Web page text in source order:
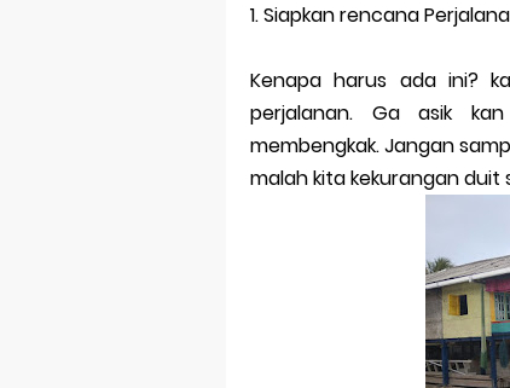
1.Siapkan rencana
Kenapa harus ada ini?
perjalanan. Ga asik
membengkak. Jangan
malah kita kekurangan duit